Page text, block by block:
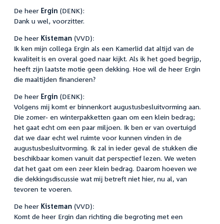
De heer Ergin (DENK):
Dank u wel, voorzitter.
De heer Kisteman (VVD):
Ik ken mijn collega Ergin als een Kamerlid dat altijd van de
kwaliteit is en overal goed naar kijkt. Als ik het goed begrijp,
heeft zijn laatste motie geen dekking. Hoe wil de heer Ergin
die maaltijden financieren?
De heer Ergin (DENK):
Volgens mij komt er binnenkort augustusbesluitvorming aan.
Die zomer- en winterpakketten gaan om een klein bedrag;
het gaat echt om een paar miljoen. Ik ben er van overtuigd
dat we daar echt wel ruimte voor kunnen vinden in de
augustusbesluitvorming. Ik zal in ieder geval de stukken die
beschikbaar komen vanuit dat perspectief lezen. We weten
dat het gaat om een zeer klein bedrag. Daarom hoeven we
die dekkingsdiscussie wat mij betreft niet hier, nu al, van
tevoren te voeren.
De heer Kisteman (VVD):
Komt de heer Ergin dan richting die begroting met een